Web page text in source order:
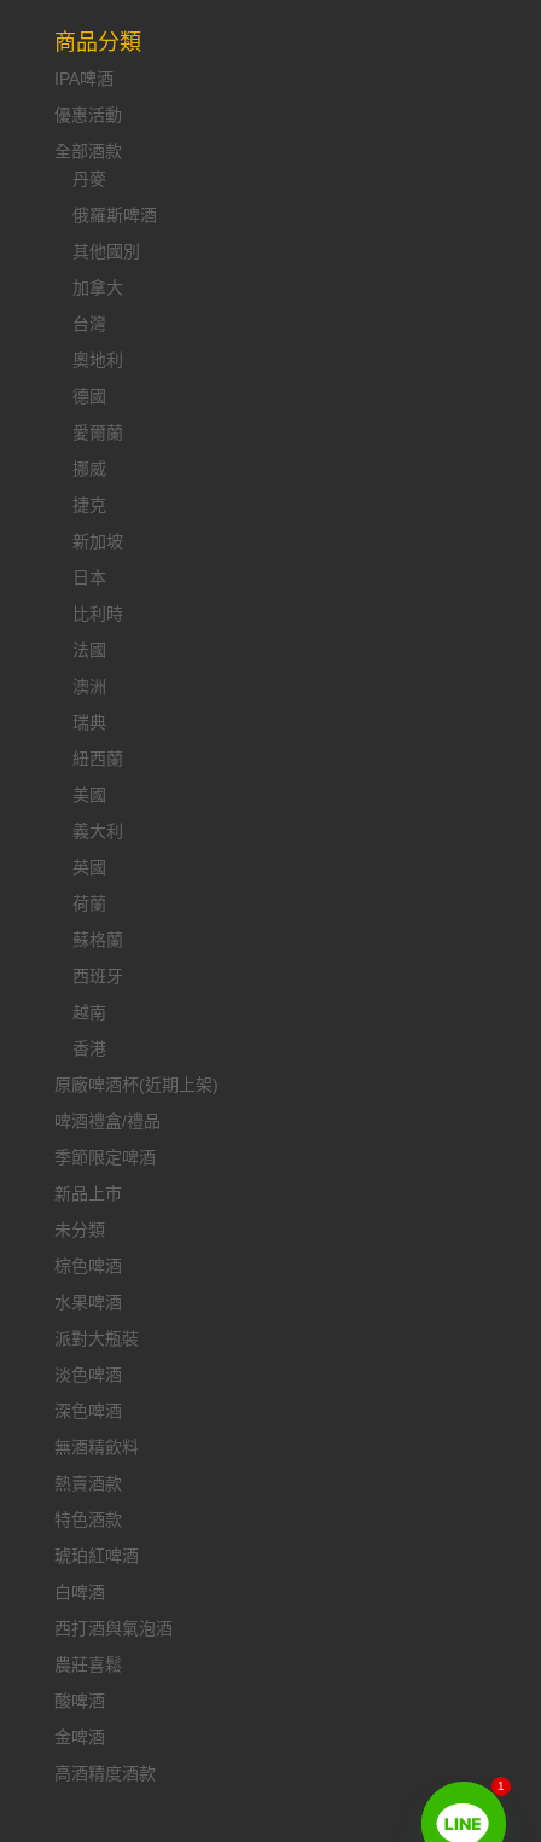
商品分類
IPA啤酒
優惠活動
全部酒款
丹麥
俄羅斯啤酒
其他國別
加拿大
台灣
奧地利
德國
愛爾蘭
挪威
捷克
新加坡
日本
比利時
法國
澳洲
瑞典
紐西蘭
美國
義大利
英國
荷蘭
蘇格蘭
西班牙
越南
香港
原廠啤酒杯(近期上架)
啤酒禮盒/禮品
季節限定啤酒
新品上市
未分類
棕色啤酒
水果啤酒
派對大瓶裝
淡色啤酒
深色啤酒
無酒精飲料
熱賣酒款
特色酒款
琥珀紅啤酒
白啤酒
西打酒與氣泡酒
農莊喜鬆
酸啤酒
金啤酒
高酒精度酒款
1